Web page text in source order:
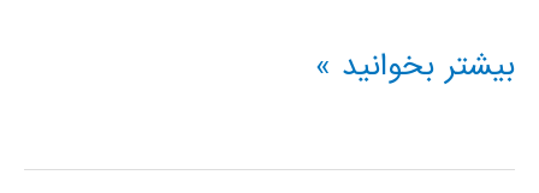
پیاده
شبکه
بیشتر بخوانید »